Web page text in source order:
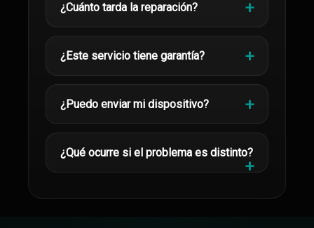
¿Cuánto tarda la reparación?
¿Este servicio tiene garantía?
¿Puedo enviar mi dispositivo?
¿Qué ocurre si el problema es distinto?